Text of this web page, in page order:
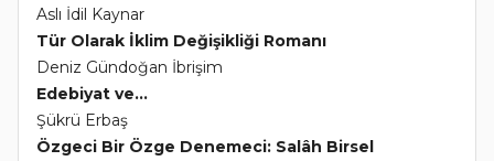
Aslı İdil Kaynar
Tür Olarak İklim Değişikliği Romanı
Deniz Gündoğan İbrişim
Edebiyat ve...
Şükrü Erbaş
Özgeci Bir Özge Denemeci: Salâh Birsel